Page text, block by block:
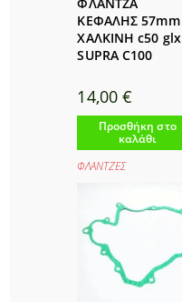
ΚΕΦΑΛΗΣ 57mm
ΧΑΛΚΙΝΗ c50 glx
SUPRA C100
14,00€
Προσθήκη στο
καλάθι
ΦΛΑΝΤΖΕΣ